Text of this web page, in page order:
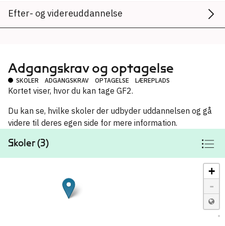
Efter- og videreuddannelse
Adgangskrav og optagelse
SKOLER ADGANGSKRAV OPTAGELSE LÆREPLADS
Kortet viser, hvor du kan tage GF2.
Du kan se, hvilke skoler der udbyder uddannelsen og gå
videre til deres egen side for mere information.
Skoler (3)
+
-